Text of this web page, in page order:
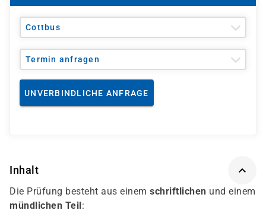
Cottbus
Termin anfragen
UNVERBINDLICHE ANFRAGE
Inhalt
Die Prüfung besteht aus einem schriftlichen und einem
mündlichen Teil: